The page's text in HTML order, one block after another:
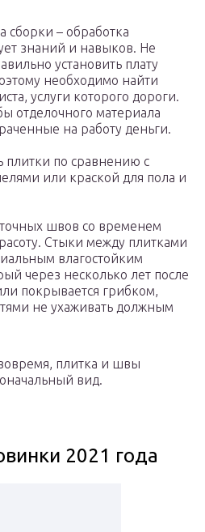
сборки – обработка
знаний и навыков. Не
установить плату
необходимо найти
услуги которого дороги.
отделочного материала
на работу деньги.
плитки по сравнению с
или краской для пола и
швов со временем
Стыки между плитками
влагостойким
через несколько лет после
покрывается грибком,
не ухаживать должным
плитка и швы
вид.
2021 года